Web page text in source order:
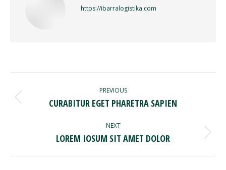
https://ibarralogistika.com
NAVIGATION
PREVIOUS
Previous
CURABITUR EGET PHARETRA SAPIEN
NEXT
Next
LOREM IOSUM SIT AMET DOLOR